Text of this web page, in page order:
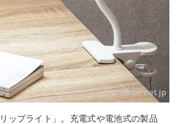
By:nitori-net.jp
ップライト」。充電式や電池式の製品